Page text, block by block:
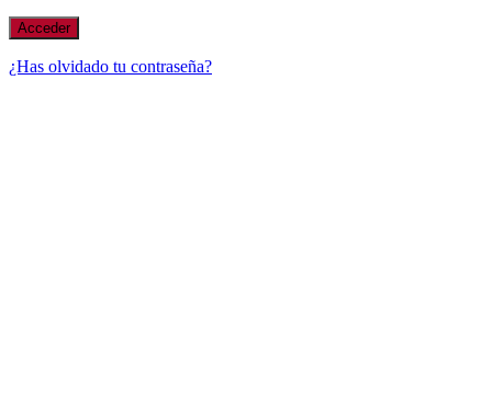
¿Has olvidado tu contraseña?